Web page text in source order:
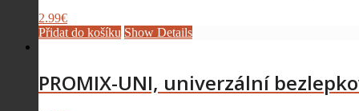
2.99€
Přidat do košíku Show Details
PROMIX-UNI, univerzální